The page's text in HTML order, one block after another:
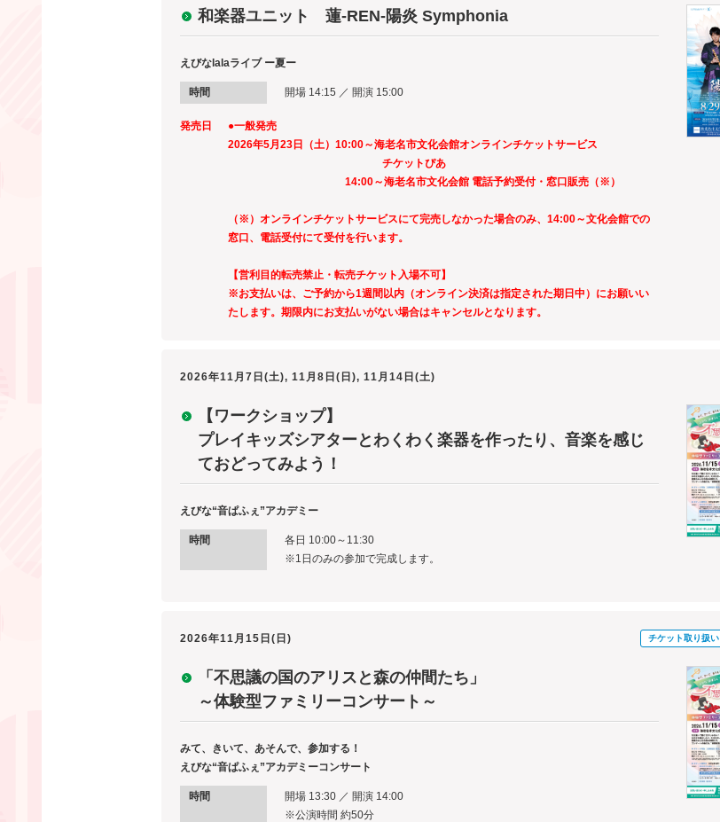
和楽器ユニット 蓮-REN-陽炎 Symphonia
えびなlalaライブ ー夏ー
時間 開場 14:15 ／ 開演 15:00
発売日
●一般発売
2026年5月23日（土）10:00～海老名市文化会館オンラインチケットサービス
チケットぴあ
14:00～海老名市文化会館 電話予約受付・窓口販売（※）
（※）オンラインチケットサービスにて完売しなかった場合のみ、14:00～文化会館での
窓口、電話受付にて受付を行います。
【営利目的転売禁止・転売チケット入場不可】
※お支払いは、ご予約から1週間以内（オンライン決済は指定された期日中）にお願いい
たします。期限内にお支払いがない場合はキャンセルとなります。
2026年11月7日(土), 11月8日(日), 11月14日(土)
【ワークショップ】
プレイキッズシアターとわくわく楽器を作ったり、音楽を感じ
ておどってみよう！
えびな“音ぱふぇ”アカデミー
時間
各日 10:00～11:30
※1日のみの参加で完成します。
2026年11月15日(日) チケット取り扱い
「不思議の国のアリスと森の仲間たち」
～体験型ファミリーコンサート～
みて、きいて、あそんで、参加する！
えびな“音ぱふぇ”アカデミーコンサート
時間
開場 13:30 ／ 開演 14:00
※公演時間 約50分